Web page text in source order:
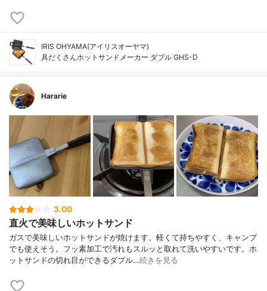
IRIS OHYAMA(アイリスオーヤマ)
具だくさんホットサンドメーカー ダブル GHS-D
Hararie
3.00
直火で美味しいホットサンド
ガスで美味しいホットサンドが焼けます。軽くて持ちやすく、キャンプ
でも使えそう。フッ素加工で汚れもスルッと取れて洗いやすいです。ホ
ットサンドの切れ目ができるダブル…続きを見る